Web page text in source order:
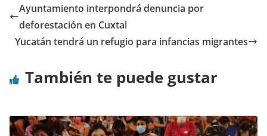
Ayuntamiento interpondrá denuncia por
deforestación en Cuxtal
Yucatán tendrá un refugio para infancias migrantes
También te puede gustar